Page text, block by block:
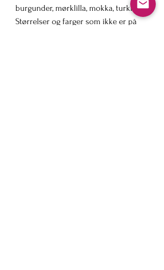
burgunder, mørklilla, mokka, turkis
Størrelser og farger som ikke er på